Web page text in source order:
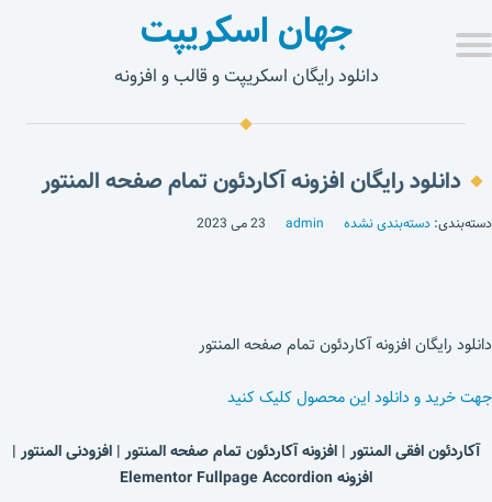
جهان اسکریپت
دانلود رایگان اسکریپت و قالب و افزونه
دانلود رایگان افزونه آکاردئون تمام صفحه المنتور
دسته‌بندی: دسته‌بندی نشده admin 23 می 2023
دانلود رایگان افزونه آکاردئون تمام صفحه المنتور
جهت خرید و دانلود این محصول کلیک کنید
آکاردئون افقی المنتور | افزونه آکاردئون تمام صفحه المنتور | افزودنی المنتور |
افزونه Elementor Fullpage Accordion